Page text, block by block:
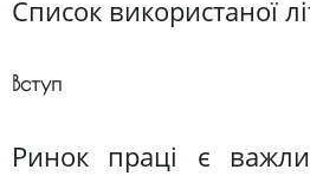
Список використаної
Вступ
Ринок праці є